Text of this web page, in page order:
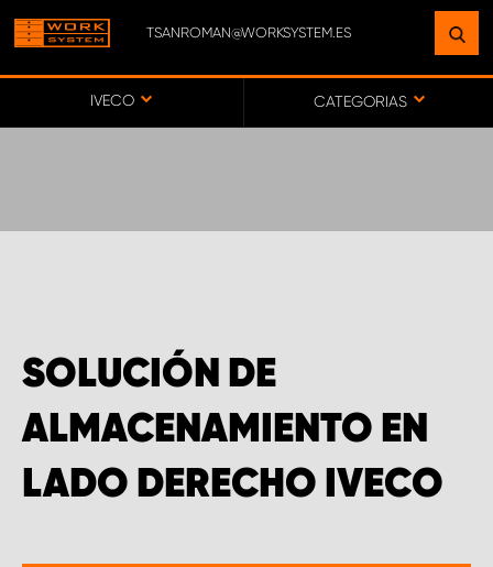
TSANROMAN@WORKSYSTEM.ES
IVECO CATEGORIAS
SOLUCIÓN DE
ALMACENAMIENTO EN
LADO DERECHO IVECO
ENCUENTRE UNA INSTALACIÓN
CERCA DE USTED